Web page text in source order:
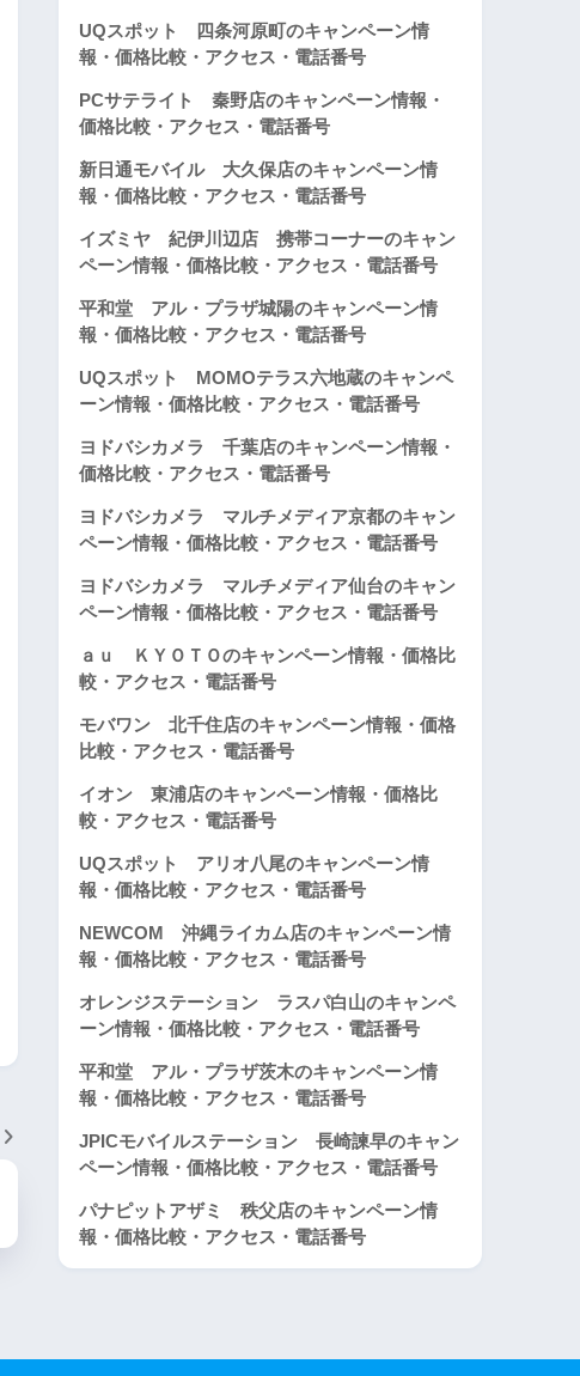
UQスポット 四条河原町のキャンペーン情
報・価格比較・アクセス・電話番号
PCサテライト 秦野店のキャンペーン情報・
価格比較・アクセス・電話番号
新日通モバイル 大久保店のキャンペーン情
報・価格比較・アクセス・電話番号
イズミヤ 紀伊川辺店 携帯コーナーのキャン
ペーン情報・価格比較・アクセス・電話番号
平和堂 アル・プラザ城陽のキャンペーン情
報・価格比較・アクセス・電話番号
UQスポット MOMOテラス六地蔵のキャンペ
ーン情報・価格比較・アクセス・電話番号
ヨドバシカメラ 千葉店のキャンペーン情報・
価格比較・アクセス・電話番号
ヨドバシカメラ マルチメディア京都のキャン
ペーン情報・価格比較・アクセス・電話番号
ヨドバシカメラ マルチメディア仙台のキャン
ペーン情報・価格比較・アクセス・電話番号
ａｕ ＫＹＯＴＯのキャンペーン情報・価格比
較・アクセス・電話番号
モバワン 北千住店のキャンペーン情報・価格
比較・アクセス・電話番号
イオン 東浦店のキャンペーン情報・価格比
較・アクセス・電話番号
UQスポット アリオ八尾のキャンペーン情
報・価格比較・アクセス・電話番号
NEWCOM 沖縄ライカム店のキャンペーン情
報・価格比較・アクセス・電話番号
オレンジステーション ラスパ白山のキャンペ
ーン情報・価格比較・アクセス・電話番号
平和堂 アル・プラザ茨木のキャンペーン情
報・価格比較・アクセス・電話番号
JPICモバイルステーション 長崎諫早のキャン
ペーン情報・価格比較・アクセス・電話番号
パナピットアザミ 秩父店のキャンペーン情
報・価格比較・アクセス・電話番号